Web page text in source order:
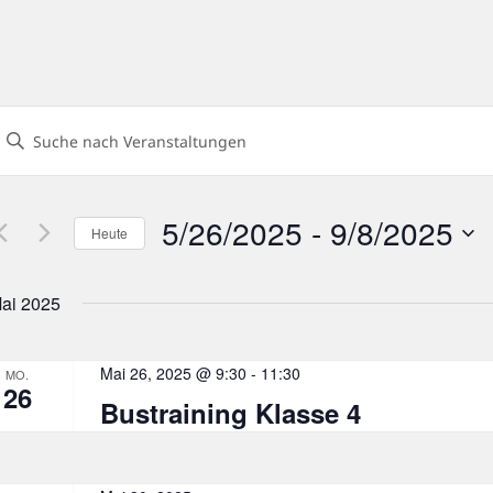
Heute 5/26/2025 - 9/8/2025
wählen.
2025
MO.
26
Mai 26, 2025 @ 9:30 - 11:30
Bustraining Klasse 4